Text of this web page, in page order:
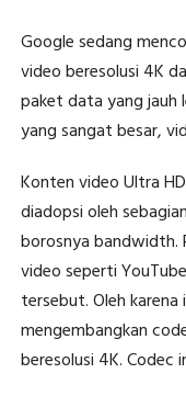
Google sedang
video beresolusi 4K
paket data yang jauh
yang sangat besar,
Konten video Ultra
diadopsi oleh
borosnya bandwidth.
video seperti
tersebut. Oleh
mengembangkan
beresolusi 4K. Codec